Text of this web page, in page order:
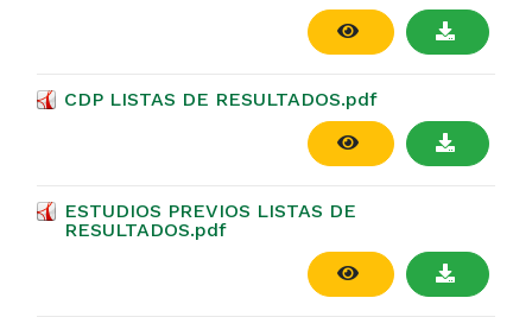
CDP LISTAS DE RESULTADOS.pdf
ESTUDIOS PREVIOS LISTAS DE
RESULTADOS.pdf